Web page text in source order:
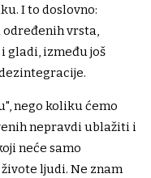
I to doslovno:
vrsta,
gladi, između još
nego koliku ćemo
nepravdi ublažiti i
neće samo
ljudi. Ne znam